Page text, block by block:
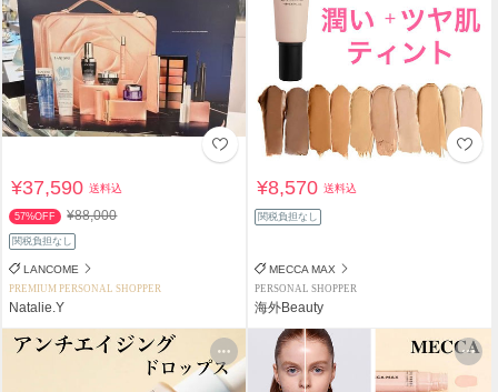
¥37,590送料込
57%OFF ¥88,000
関税負担なし
LANCOME
PREMIUM PERSONAL SHOPPER
Natalie.Y
¥8,570送料込
関税負担なし
MECCA MAX
PERSONAL SHOPPER
海外Beauty